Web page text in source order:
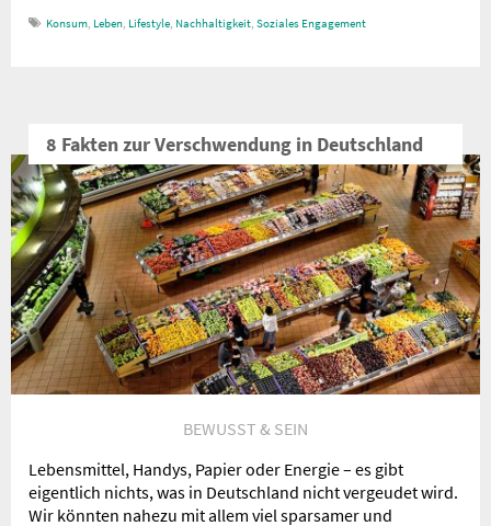
Konsum, Leben, Lifestyle, Nachhaltigkeit, Soziales Engagement
8 Fakten zur Verschwendung in Deutschland
BEWUSST & SEIN
Lebensmittel, Handys, Papier oder Energie – es gibt
eigentlich nichts, was in Deutschland nicht vergeudet wird.
Wir könnten nahezu mit allem viel sparsamer und